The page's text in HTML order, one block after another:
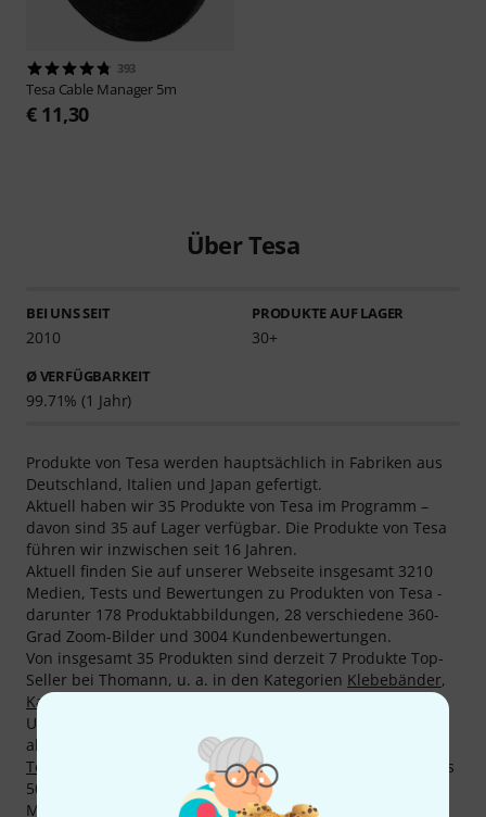
393
Tesa Cable Manager 5m
€ 11,30
Über Tesa
BEI UNS SEIT
2010
PRODUKTE AUF LAGER
30+
Ø VERFÜGBARKEIT
99.71% (1 Jahr)
Produkte von Tesa werden hauptsächlich in Fabriken aus
Deutschland, Italien und Japan gefertigt.
Aktuell haben wir 35 Produkte von Tesa im Programm –
davon sind 35 auf Lager verfügbar. Die Produkte von Tesa
führen wir inzwischen seit 16 Jahren.
Aktuell finden Sie auf unserer Webseite insgesamt 3210
Medien, Tests und Bewertungen zu Produkten von Tesa -
darunter 178 Produktabbildungen, 28 verschiedene 360-
Grad Zoom-Bilder und 3004 Kundenbewertungen.
Von insgesamt 35 Produkten sind derzeit 7 Produkte Top-
Seller bei Thomann, u. a. in den Kategorien Klebebänder,
Kabelbrücken
Unser aktueller Top-Seller heißt
absolute Dauerbrenner unter den Produkten von Tesa ist
Tesa 4671 GN
. Von diesem wurden bei uns schon mehr als
50.000 gekauft.
Mehr Informationen zum Hersteller finden Sie auf